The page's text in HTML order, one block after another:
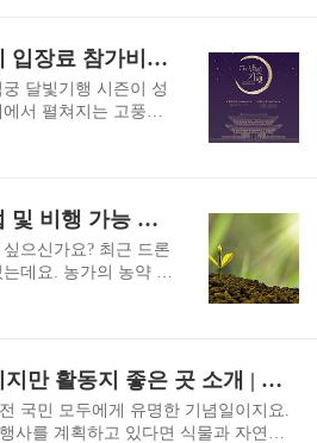
전자피아노 보통 디지
피아노의 대용으로
노의 형태에 가까운
이 비슷하게 생겼지
이나 아날로그 해머가
주는 일체형 스탠드
이루어져 ..
창덕궁 달빛기행 축제 입장료 참가비 예약 방법
달빛기행 시즌이 성
서 펼쳐지는 고풍스
하기 낭만적인 데이
는 서울의 봄밤을 빛
험할 수 있는 특별한
스에 권태기를 향하
빛기행으로 관계에
떨까요? 창덕궁 달빛
달빛기행 축제는 창
양한 활동을..
드론 자격증 취득방법 및 비행 가능 지역 위반 과태료
으신가요? 최근 드론
데요. 농가의 농약 살
활용도가 있어 많은
건 드론 운용을 위해
절한 자격증이 필요
자격증 취득 방법과 비
식목일 공휴일은 아니지만 활동지 좋은 곳 소개 | 어린이집 행사 계기교육 활용
국민 모두에게 유명한 기념일이지요.
사를 계획하고 있다면 식물과 자연의